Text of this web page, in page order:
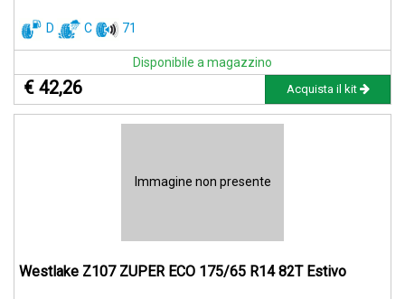
D C 71
Disponibile a magazzino
€ 42,26 Acquista il kit
Immagine non presente
Westlake Z107 ZUPER ECO 175/65 R14 82T Estivo